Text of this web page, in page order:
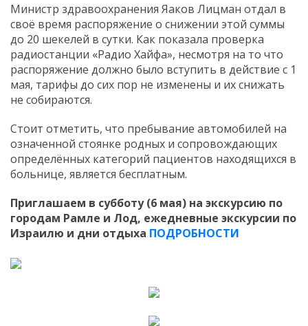
Министр здравоохранения Яаков Лицман отдал в
своё время распоряжение о снижении этой суммы
до 20 шекелей в сутки. Как показала проверка
радиостанции «Радио Хайфа», несмотря на то что
распоряжение должно было вступить в действие с 1
мая, тарифы до сих пор не изменены и их снижать
не собираются.
Стоит отметить, что пребывание автомобилей на
означенной стоянке родных и сопровождающих
определённых категорий пациентов находящихся в
больнице, является бесплатным.
Приглашаем в субботу (6 мая) на экскурсию по
городам Рамле и Лод, ежедневные экскурсии по
Израилю и дни отдыха ПОДРОБНОСТИ